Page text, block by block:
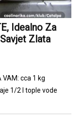
Idealno Za
Zlata
cca 1 kg
1/2 l tople vode